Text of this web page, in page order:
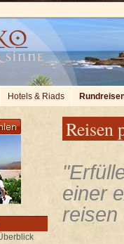
Hotels & Riads
Reisen
einer
reisen